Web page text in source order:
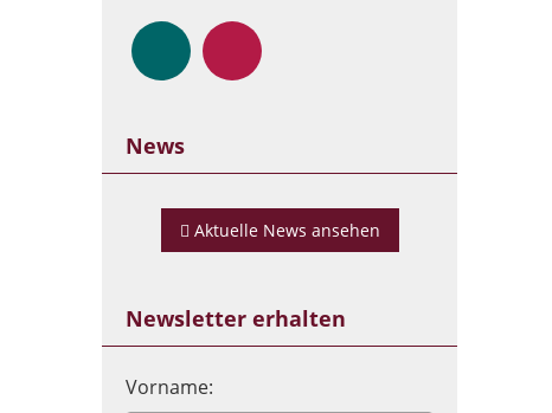
News
Aktuelle News ansehen
Newsletter erhalten
Vorname: